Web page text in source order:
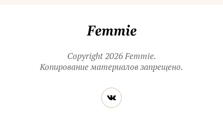
Copyright 2026 Femmie.
Копирование материалов запрещено.
Читайте
нас
в социальных